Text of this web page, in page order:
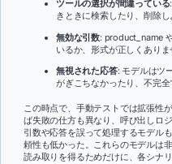
ツールの選択が間違っている
きときに検索したり、削除
無効な引数: product_name
いるか、形式が正しくありま
無視された応答: モデルはツ
がぎこちなかったり、不完
この時点で、手動テストでは拡張性
ば失敗の仕方も異なり、呼び出しロ
引数や応答を誤って処理するモデル
頼性も低かった。これらのモデルは
読み取りを得るためだけに、各シナ